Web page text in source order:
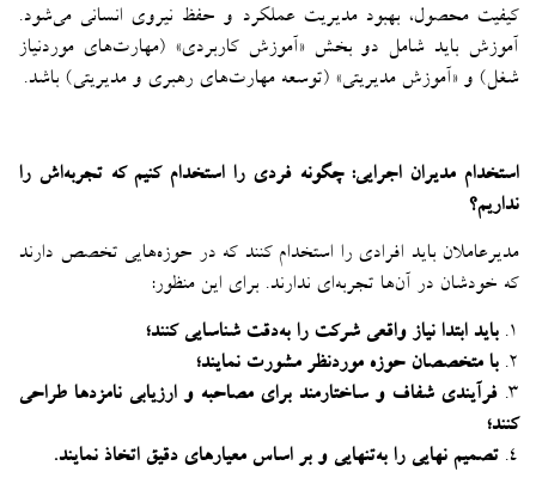
کیفیت محصول، بهبود مدیریت عملکرد و حفظ نیروی انسانی می‌شود.
آموزش باید شامل دو بخش «آموزش کاربردی» (مهارت‌های موردنیاز
شغل) و «آموزش مدیریتی» (توسعه مهارت‌های رهبری و مدیریتی) باشد.
استخدام مدیران اجرایی: چگونه فردی را استخدام کنیم که تجربه‌اش را
نداریم؟
مدیرعاملان باید افرادی را استخدام کنند که در حوزه‌هایی تخصص دارند
که خودشان در آن‌ها تجربه‌ای ندارند. برای این منظور:
۱. باید ابتدا نیاز واقعی شرکت را به‌دقت شناسایی کنند؛
۲. با متخصصان حوزه موردنظر مشورت نمایند؛
۳. فرآیندی شفاف و ساختارمند برای مصاحبه و ارزیابی نامزدها طراحی
کنند؛
۴. تصمیم نهایی را به‌تنهایی و بر اساس معیارهای دقیق اتخاذ نمایند.